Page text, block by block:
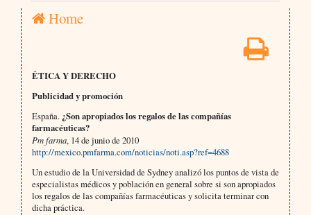
Home
ÉTICA Y DERECHO
Publicidad y promoción
España. ¿Son apropiados los regalos de las compañías
farmacéuticas?
Pm farma, 14 de junio de 2010
http://mexico.pmfarma.com/noticias/noti.asp?ref=4688
Un estudio de la Universidad de Sydney analizó los puntos de vista de
especialistas médicos y población en general sobre si son apropiados
los regalos de las compañías farmacéuticas y solicita terminar con
dicha práctica.